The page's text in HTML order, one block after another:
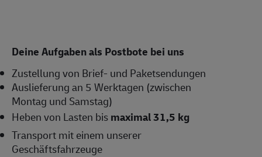
Deine Aufgaben als Postbote bei uns
Zustellung von Brief- und Paketsendungen
Auslieferung an 5 Werktagen (zwischen
Montag und Samstag)
Heben von Lasten bismaximal 31,5 kg
Transport mit einem unserer
Geschäftsfahrzeuge